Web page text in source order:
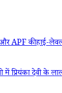
APF की हाई-
प्रियंका देवी के